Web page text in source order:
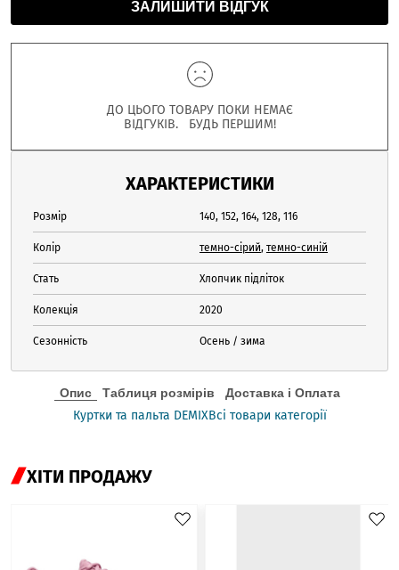
ЗАЛИШИТИ ВІДГУК
ДО ЦЬОГО ТОВАРУ ПОКИ НЕМАЄ
ВІДГУКІВ. БУДЬ ПЕРШИМ!
ХАРАКТЕРИСТИКИ
Розмір 140, 152, 164, 128, 116
Колір темно-сірий, темно-синій
Стать Хлопчик підліток
Колекція 2020
Сезонність Осень / зима
Опис Таблиця розмірів Доставка і Оплата
Куртки та пальта DEMIXВсі товари категорії
ХІТИ ПРОДАЖУ